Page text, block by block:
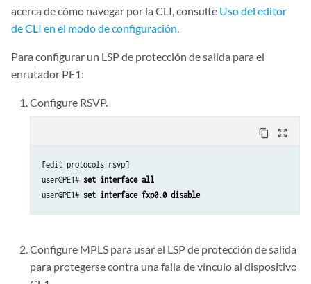
set routing-instances foo instance-type l2vpn
set routing-instances foo interface ge-2/1/2.0
set routing-instances foo vrf-target target:9000:1
set routing-instances foo protocols l2vpn encapsulation-type
set routing-instances foo protocols l2vpn site foo interface ge-2/1/
acerca de cómo navegar por la CLI, consulte Uso del editor
de CLI en el modo de configuración.
Para configurar un LSP de protección de salida para el
enrutador PE1:
Configure RSVP.
content_copy zoom_out_map
[edit protocols rsvp]
user@PE1# set interface all
user@PE1# set interface fxp0.0 disable
Configure MPLS para usar el LSP de protección de salida
para protegerse contra una falla de vínculo al dispositivo